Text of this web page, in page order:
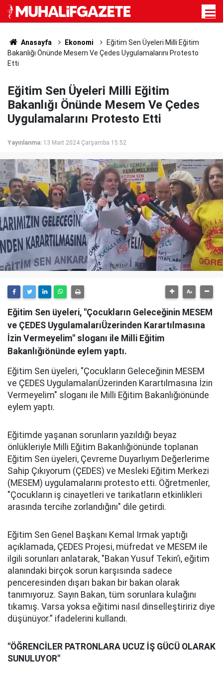
Anasayfa Ekonomi
Eğitim Sen Üyeleri Milli Eğitim
Bakanlığı Önünde Mesem Ve Çedes Uygulamalarını Protesto
Etti
Eğitim Sen Üyeleri Milli Eğitim
Bakanlığı Önünde Mesem Ve Çedes
Uygulamalarını Protesto Etti
Yayınlanma: 13 Mart 2024 Çarşamba 15:52
Eğitim Sen üyeleri, "Çocukların Geleceğinin MESEM
ve ÇEDES UygulamalarıÜzerinden Karartılmasına
İzin Vermeyelim" sloganı ile Milli Eğitim
Bakanlığıönünde eylem yaptı.
Eğitim Sen üyeleri, "Çocukların Geleceğinin MESEM
ve ÇEDES UygulamalarıÜzerinden Karartılmasına İzin
Vermeyelim" sloganı ile Milli Eğitim Bakanlığıönünde
eylem yaptı.
Eğitimde yaşanan sorunların yazıldığı beyaz
önlükleriyle Milli Eğitim Bakanlığıönünde toplanan
Eğitim Sen üyeleri, Çevreme Duyarlıyım Değerlerime
Sahip Çıkıyorum (ÇEDES) ve Mesleki Eğitim Merkezi
(MESEM) uygulamalarını protesto etti. Öğretmenler,
"Çocukların iş cinayetleri ve tarikatların etkinlikleri
arasında tercihe zorlandığını" dile getirdi.
Eğitim Sen Genel Başkanı Kemal Irmak yaptığı
açıklamada, ÇEDES Projesi, müfredat ve MESEM ile
ilgili sorunları anlatarak, "Bakan Yusuf Tekin’i, eğitim
alanındaki birçok sorun karşısında sadece
penceresinden dışarı bakan bir bakan olarak
tanımıyoruz. Sayın Bakan, tüm sorunlara kulağını
tıkamış. Varsa yoksa eğitimi nasıl dinselleştiririz diye
düşünüyor.” ifadelerini kullandı.
"ÖĞRENCİLER PATRONLARA UCUZ İŞ GÜCÜ OLARAK
SUNULUYOR"